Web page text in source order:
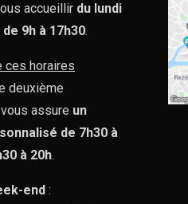
accueillir du lundi
9h à 17h30.
ces horaires
deuxième
assure un
de 7h30 à
à 20h.
end :